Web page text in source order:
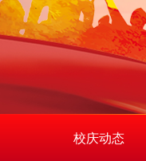
校庆动态